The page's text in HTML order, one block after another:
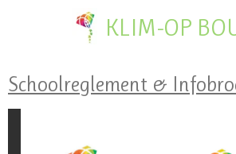
hoofdinhoud
KLIM-OP
Schoolreglement &